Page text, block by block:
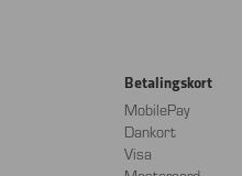
Betalingskort
MobilePay
Dankort
Visa